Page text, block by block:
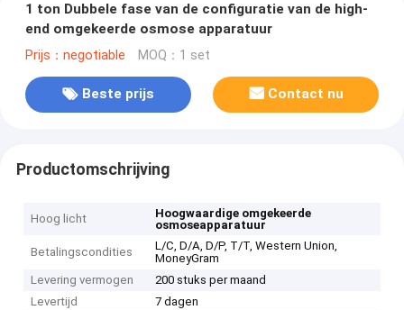
1 ton Dubbele fase van de configuratie van de high-
end omgekeerde osmose apparatuur
Prijs：negotiable MOQ：1 set
Beste prijs Contact nu
Productomschrijving
Hoog licht
Hoogwaardige omgekeerde
osmoseapparatuur
Betalingscondities
L/C, D/A, D/P, T/T, Western Union,
MoneyGram
Levering vermogen
200 stuks per maand
Levertijd
7 dagen